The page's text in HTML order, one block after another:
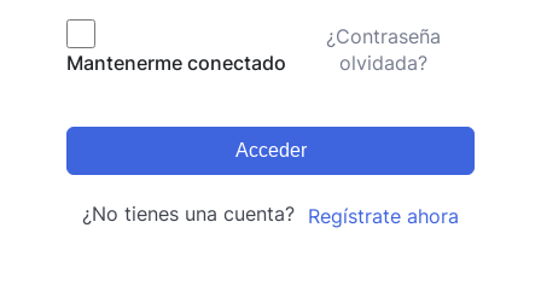
Mantenerme conectado
¿Contraseña
olvidada?
Acceder
¿No tienes una cuenta? Regístrate ahora